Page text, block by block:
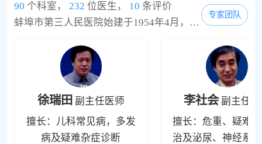
90 个科室， 232 位医生， 10 条评价
蚌埠市第三人民医院始建于1954年4月，于1996年3月18日被评为三级甲等医院，2004年增名“蚌埠市中心医院”，是东南大学医学院、蚌埠医学院非直属附属医院。现已发展成为专业科室齐全、人才结构合理、技术力量雄厚、医疗设备先进、专业特色突出，集医疗、科研、教学、预防、康复为一体的安徽省规模较大的一所综合性医院，是皖北地区区域医疗中心之一。医院占地面积2.42万m2，总建筑面积5.4万m2，在职职工1313人，具有高级专业技术职务人员165人(...
专家团队
徐瑞田 副主任医师
擅长：儿科常见病，多发
病及疑难杂症诊断
李社会 副主任
擅长：危重、疑难
治及泌尿、神经系